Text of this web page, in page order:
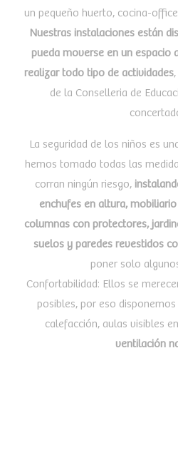
un pequeño huerto, cocina-
Nuestras instalaciones están
pueda moverse en un espacio
realizar todo tipo de actividades
de la Conselleria de
La seguridad de los niños es
hemos tomado todas las
corran ningún riesgo,
enchufes en altura,
columnas con protectores,
suelos y paredes revestidos
poner solo
Confortabilidad: Ellos se
posibles, por eso
calefacción, aulas visibles
ventilación